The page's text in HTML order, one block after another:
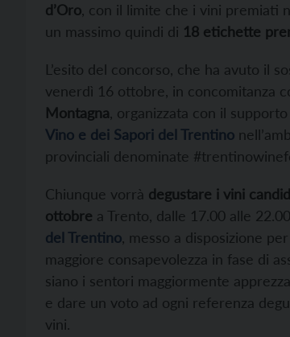
d’Oro , con il limite che i vini
un massimo quindi di 18 etichette
L’esito del concorso, che ha avuto il
venerdì 16 ottobre, in concomitanza
Montagna , organizzata con il
Vino e dei Sapori del Trentino
provinciali denominate
Chiunque vorrà degustare i vini
ottobre a Trento, dalle 17.00 alle
del Trentino , messo a disposizione
maggiore consapevolezza in fase di
siano i sentori maggiormente
e dare un voto ad ogni referenza
vini.